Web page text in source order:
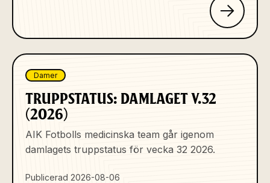
Damer
TRUPPSTATUS: DAMLAGET V.32
(2026)
AIK Fotbolls medicinska team går igenom
damlagets truppstatus för vecka 32 2026.
Publicerad 2026-08-06